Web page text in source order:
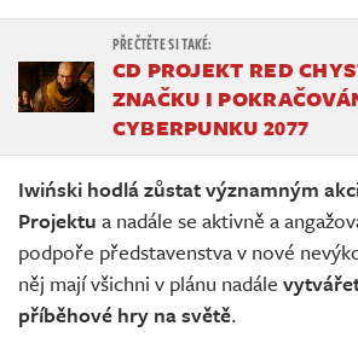
CD PROJEKT RED
ZNAČKU I
CYBERPUNKU 2077
Iwiński hodlá zůstat významným
Projektu a nadále se aktivně a
podpoře představenstva v nové
něj mají všichni v plánu nadále
příběhové hry na světě.